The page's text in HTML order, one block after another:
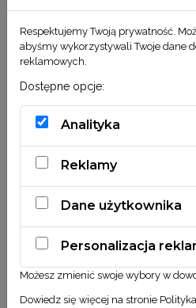
Respektujemy Twoją prywatność.
abyśmy wykorzystywali Twoje dane
reklamowych.
Dostępne opcje:
Analityka
Reklamy
Dane użytkownika
Personalizacja
Możesz zmienić swoje wybory w
Dowiedz się więcej na stronie